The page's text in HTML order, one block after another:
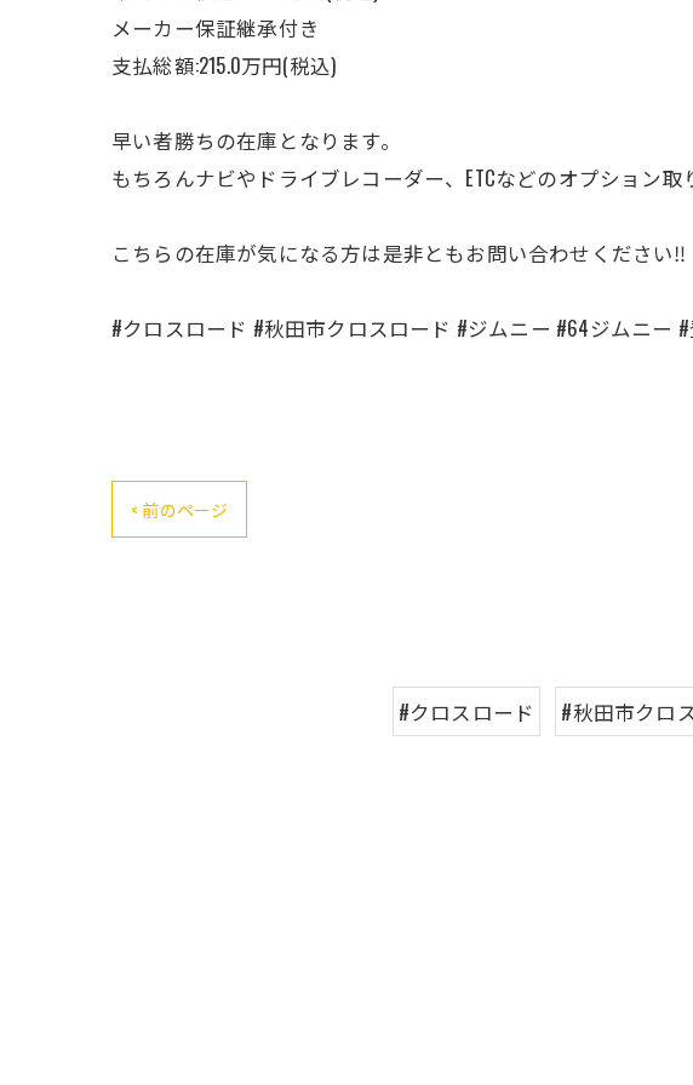
メーカー保証継承付き
支払総額:215.0万円(税込)
早い者勝ちの在庫となります。
もちろんナビやドライブレコーダー、ETCなどのオプション
こちらの在庫が気になる方は是非ともお問い合わせください‼️
#クロスロード #秋田市クロスロード #ジムニー #64ジムニー
< 前のページ
#クロスロード #秋田市クロ